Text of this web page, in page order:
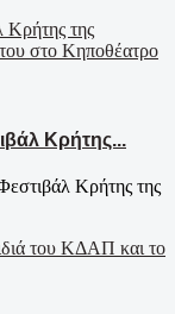
Κρήτης...
Κρήτης της